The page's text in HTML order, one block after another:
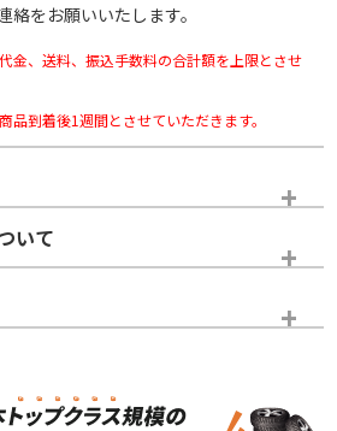
をお願いいたします。
金、送料、振込手数料の合計額を上限とさせ
到着後1週間とさせていただきます。
観により判断しておりますので、あら
めご了承ください。
いて